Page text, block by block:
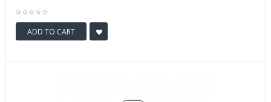
ADD TO CART